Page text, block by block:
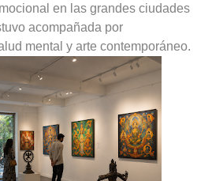
en las grandes ciudades
acompañada por
mental y arte contemporáneo.